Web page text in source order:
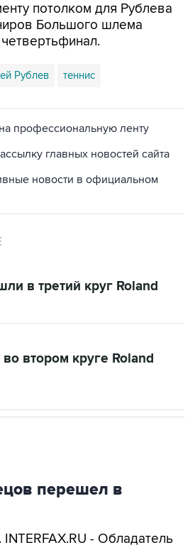
потолком для Рублева
Большого шлема
Рублев теннис
профессиональную ленту
главных новостей сайта
новости в официальном
в третий круг Roland
втором круге Roland
перешел в
INTERFAX.RU - Обладатель